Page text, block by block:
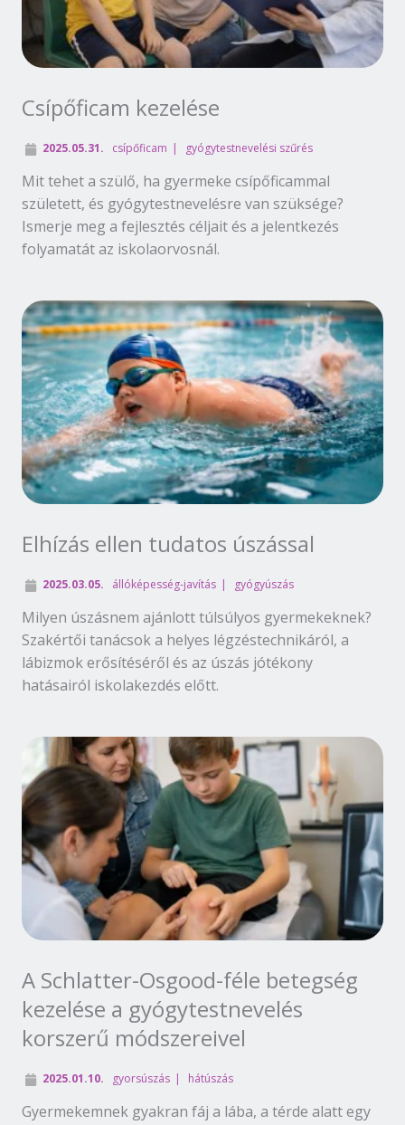
Csípőficam kezelése
2025.05.31. csípőficam gyógytestnevelési szűrés
Mit tehet a szülő, ha gyermeke csípőficammal
született, és gyógytestnevelésre van szüksége?
Ismerje meg a fejlesztés céljait és a jelentkezés
folyamatát az iskolaorvosnál.
Elhízás ellen tudatos úszással
2025.03.05. állóképesség-javítás gyógyúszás
Milyen úszásnem ajánlott túlsúlyos gyermekeknek?
Szakértői tanácsok a helyes légzéstechnikáról, a
lábizmok erősítéséről és az úszás jótékony
hatásairól iskolakezdés előtt.
A Schlatter-Osgood-féle betegség
kezelése a gyógytestnevelés
korszerű módszereivel
2025.01.10. gyorsúszás hátúszás
Gyermekemnek gyakran fáj a lába, a térde alatt egy